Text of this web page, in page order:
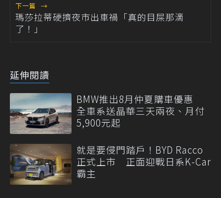
下一篇 →
瑪莎拉蒂硬擠夜市出車禍「真的目屎那滴
了！」
延伸閱讀
BMW推出8月仲夏購車優惠
全車系送晶華三天兩夜、月付
5,900元起
就是要侵門踏戶！BYD Racco
正式上市 正面迎戰日系K-Car
霸主